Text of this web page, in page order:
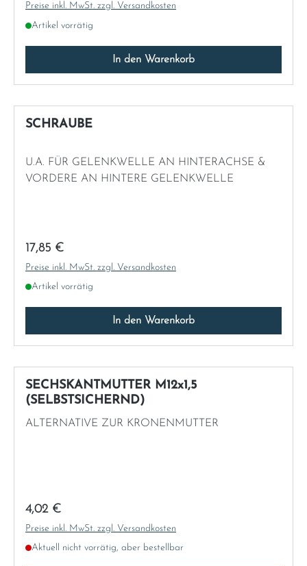
Preise inkl. MwSt. zzgl. Versandkosten
Artikel vorrätig
In den Warenkorb
SCHRAUBE
U.A. FÜR GELENKWELLE AN HINTERACHSE &
VORDERE AN HINTERE GELENKWELLE
Regulärer Preis:
17,85 €
Preise inkl. MwSt. zzgl. Versandkosten
Artikel vorrätig
In den Warenkorb
SECHSKANTMUTTER M12x1,5
(SELBSTSICHERND)
ALTERNATIVE ZUR KRONENMUTTER
Regulärer Preis:
4,02 €
Preise inkl. MwSt. zzgl. Versandkosten
Aktuell nicht vorrätig, aber bestellbar